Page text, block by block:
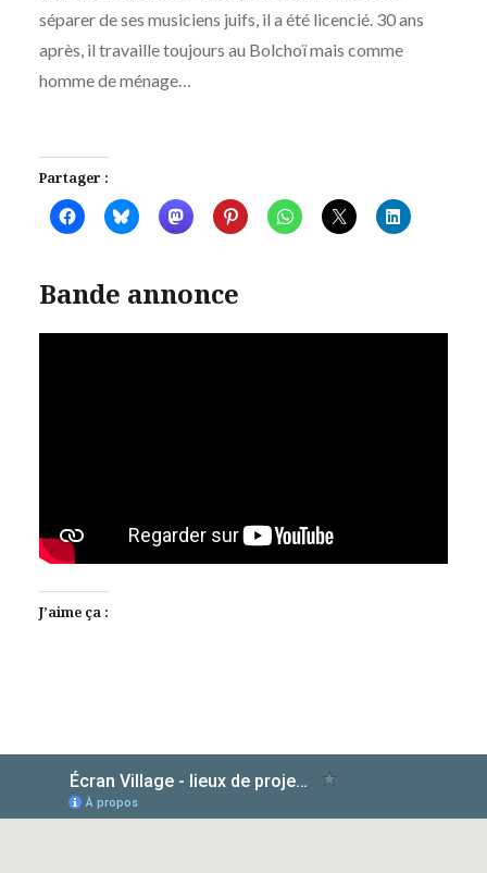
séparer de ses musiciens juifs, il a été licencié. 30 ans
après, il travaille toujours au Bolchoï mais comme
homme de ménage…
Partager :
Bande annonce
J’aime ça :
AlloCiné